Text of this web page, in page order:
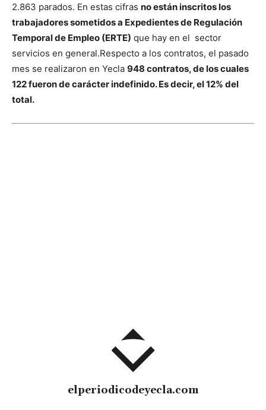
2.863 parados. En estas cifras no están inscritos los
trabajadores sometidos a Expedientes de Regulación
Temporal de Empleo (ERTE) que hay en el sector
servicios en general.Respecto a los contratos, el pasado
mes se realizaron en Yecla 948 contratos, de los cuales
122 fueron de carácter indefinido. Es decir, el 12% del
total.
elperiodicodeyecla.com